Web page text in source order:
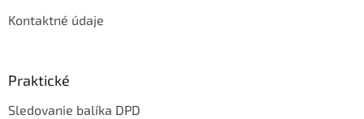
Kontaktné údaje
Praktické
Sledovanie balíka DPD